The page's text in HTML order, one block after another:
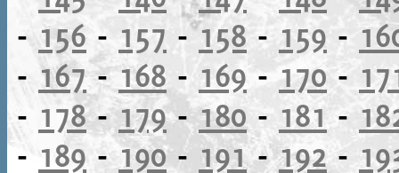
-156 -157 -158 - 159 -
- 167-168 - 169-170 -
- 178-179-180 - 181 -
- 189 -190- 191-192-